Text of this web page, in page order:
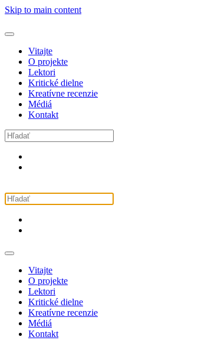
Skip to main content
Vitajte
O projekte
Lektori
Kritické dielne
Kreatívne recenzie
Médiá
Kontakt
Vitajte
O projekte
Lektori
Kritické dielne
Kreatívne recenzie
Médiá
Kontakt